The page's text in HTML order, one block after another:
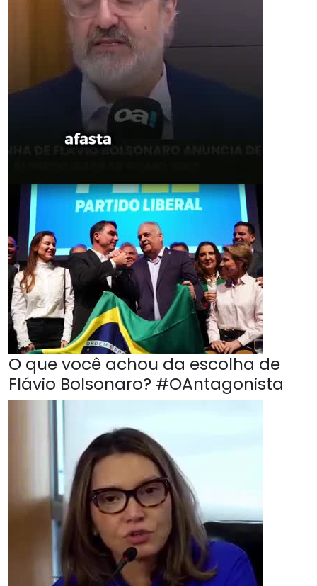
O que você achou da escolha de
Flávio Bolsonaro? #OAntagonista